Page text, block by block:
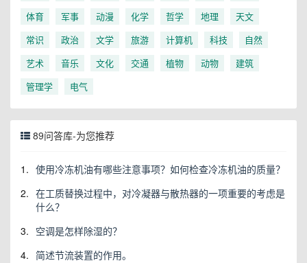
体育
军事 动漫 化学 哲学 地理
天文
常识
政治 文学 旅游 计算机 科技
自然
艺术
音乐 文化 交通 植物 动物
建筑
管理学
电气
89问答库-为您推荐
1. 使用冷冻机油有哪些注意事项？如何检查冷冻机油的质量？
2. 在工质替换过程中，对冷凝器与散热器的一项重要的考虑是
什么？
3. 空调是怎样除湿的？
4. 简述节流装置的作用。